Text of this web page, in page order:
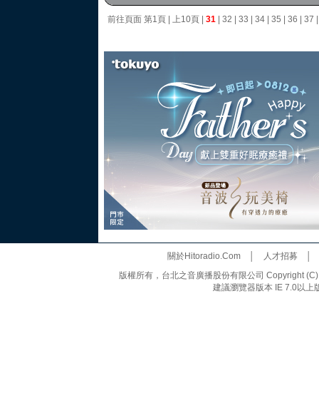
前往頁面 第1頁 上10頁 31 32 33 34 35 36 37
關於Hitoradio.Com│ 人才招募
版權所有，台北之音廣播股份有限公司 Copyright
建議瀏覽器版本 IE 7.0以上